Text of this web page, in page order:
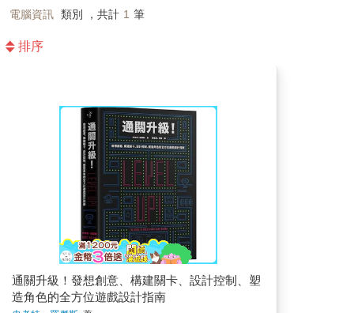
電腦資訊 類別 ，共計 1 筆
排序
通關升級！發想創意、構建關卡、設計控制、塑
造角色的全方位遊戲設計指南